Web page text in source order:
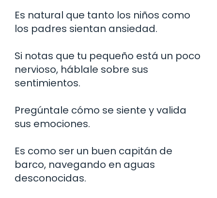
Es natural que tanto los niños como
los padres sientan ansiedad.
Si notas que tu pequeño está un poco
nervioso, háblale sobre sus
sentimientos.
Pregúntale cómo se siente y valida
sus emociones.
Es como ser un buen capitán de
barco, navegando en aguas
desconocidas.